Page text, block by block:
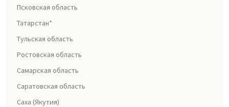
Псковская область
Татарстан*
Тульская область
Ростовская область
Самарская область
Саратовская область
Саха (Якутия)